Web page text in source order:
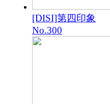
[DISI]第四印象
No.300